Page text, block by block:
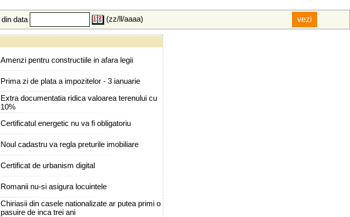
din data (zz/ll/aaaa)
Amenzi pentru constructiile in afara legii
Prima zi de plata a impozitelor - 3 ianuarie
Extra documentatia ridica valoarea terenului cu
10%
Certificatul energetic nu va fi obligatoriu
Noul cadastru va regla preturile imobiliare
Certificat de urbanism digital
Romanii nu-si asigura locuintele
Chiriasii din casele nationalizate ar putea primi o
pasuire de inca trei ani